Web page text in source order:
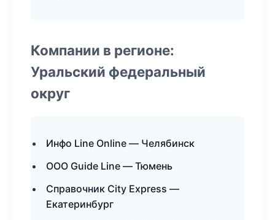
Компании в регионе:
Уральский федеральный
округ
Инфо Line Online — Челябинск
ООО Guide Line — Тюмень
Справочник City Express —
Екатеринбург